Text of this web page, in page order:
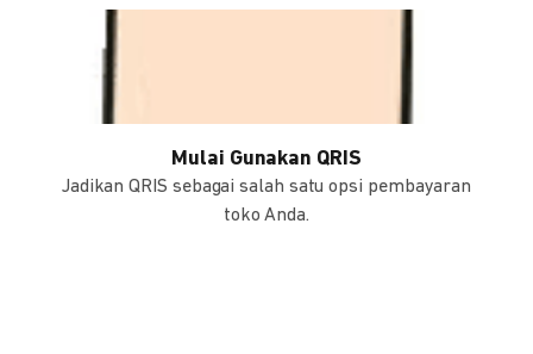
Mulai Gunakan QRIS
Jadikan QRIS sebagai salah satu opsi pembayaran
toko Anda.